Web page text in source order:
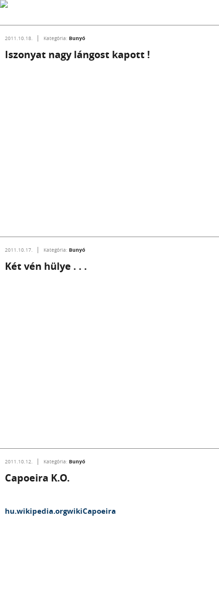
2011.10.18. Kategória: Bunyó
Iszonyat nagy lángost kapott !
2011.10.17. Kategória: Bunyó
Két vén hülye . . .
2011.10.12. Kategória: Bunyó
Capoeira K.O.
hu.wikipedia.orgwikiCapoeira